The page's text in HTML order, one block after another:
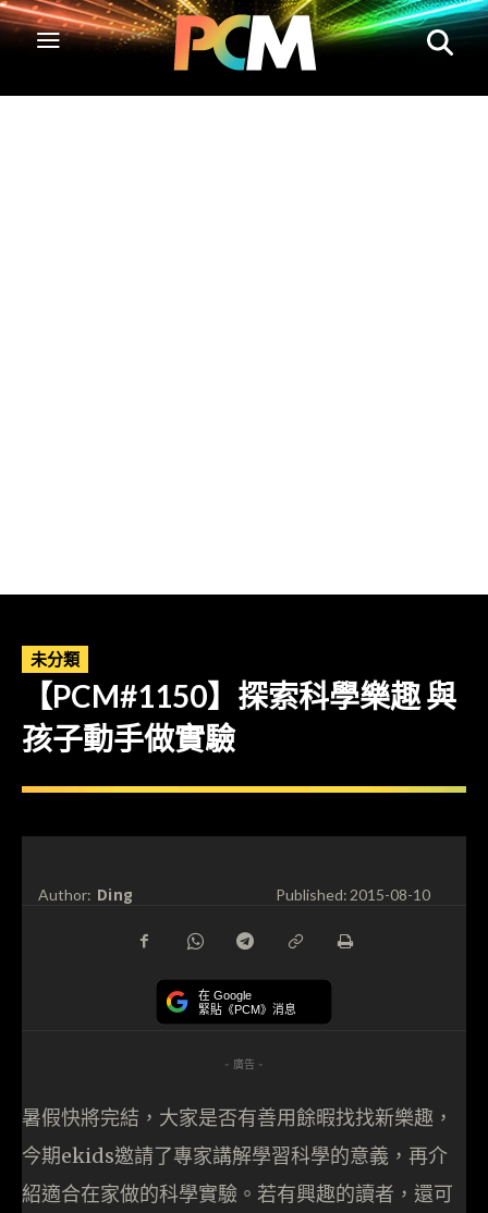
未分類
【PCM#1150】探索科學樂趣 與
孩子動手做實驗
Author: Ding Published:2015-08-10
在 Google
緊貼《PCM》消息
- 廣告 -
暑假快將完結，大家是否有善用餘暇找找新樂趣，
今期ekids邀請了專家講解學習科學的意義，再介
紹適合在家做的科學實驗。若有興趣的讀者，還可